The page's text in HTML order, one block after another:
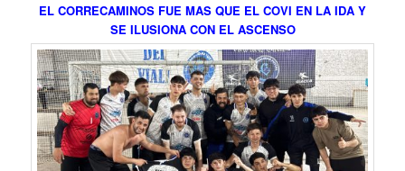
EL CORRECAMINOS FUE MAS QUE EL COVI EN LA IDA Y
SE ILUSIONA CON EL ASCENSO